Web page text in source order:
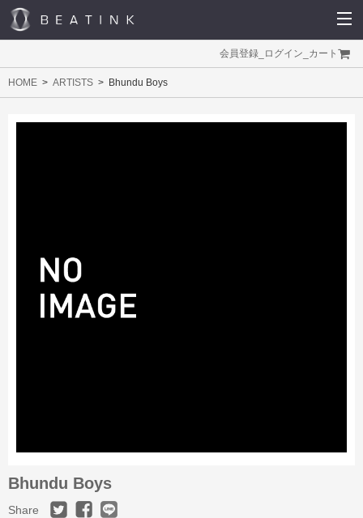
会員登録 ログイン カート
HOME ARTISTS Bhundu Boys
Bhundu Boys
Share